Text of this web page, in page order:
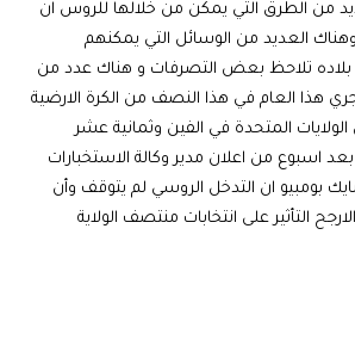
من الطرق التي يمكن من خلالها للروس ان
وهناك العديد من الوسائل التي يمكنهم
بلاده تلاحظ بعض التصرفات و هناك عدد من
هذا العام في هذا النصف من الكرة الارضية
المتحدة في الفين وثمانية عشر
اسبوع من اعلان مدير وكالة الاستخبارات
بومبيو ان التدخل الروسي لم يتوقف وأن
التأثير على انتخابات منتصف الولاية